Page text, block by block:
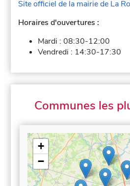
Site officiel de la mairie de La
Horaires d'ouvertures :
Mardi :08:30-12:00
Vendredi : 14:30-17:30
Communes les
+
−